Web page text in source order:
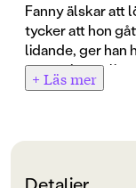
Fanny älskar att
tycker att hon
lidande, ger han
som är journalist,
och Fanny får
+ Läs mer